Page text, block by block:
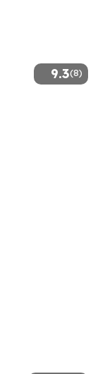
9.3(8)